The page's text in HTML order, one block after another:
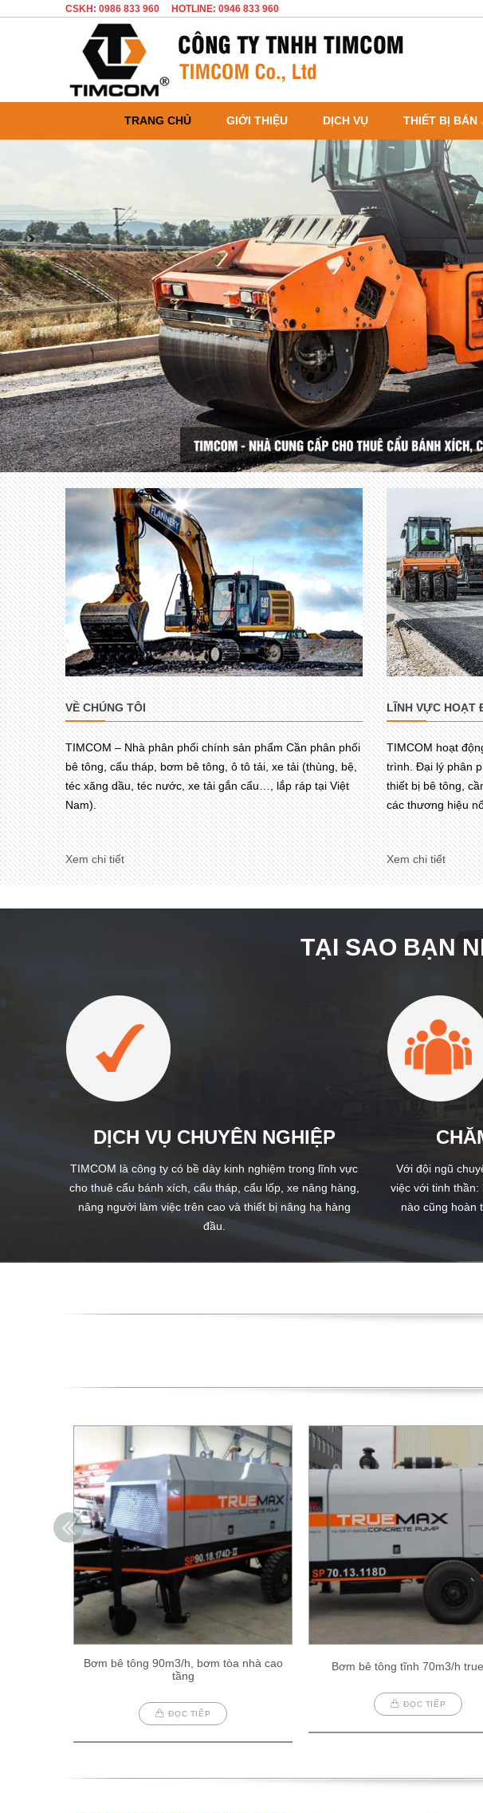
CSKH: 0986 833 960 HOTLINE: 0946 833 960
TRANG CHỦ GIỚI THIỆU DỊCH VỤ THIẾT BỊ BÁN
VỀ CHÚNG TÔI
TIMCOM – Nhà phân phối chính sản phẩm Cần phân phối
bê tông, cẩu tháp, bơm bê tông, ô tô tải, xe tải (thùng, bệ,
téc xăng dầu, téc nước, xe tải gắn cẩu…, lắp ráp tại Việt
Nam).
Xem chi tiết
LĨNH VỰC HOẠT
TIMCOM hoạt
trình. Đại lý phân
thiết bị bê tông,
các thương hiệu
Xem chi tiết
TẠI SAO BẠN
DỊCH VỤ CHUYÊN NGHIỆP
TIMCOM là công ty có bề dày kinh nghiệm trong lĩnh vực
cho thuê cẩu bánh xích, cẩu tháp, cẩu lốp, xe nâng hàng,
nâng người làm việc trên cao và thiết bị nâng hạ hàng
đầu.
Với đội ngũ
việc với tinh
nào cũng hoàn
Bơm bê tông 90m3/h, bơm tòa nhà cao
tầng
ĐỌC TIẾP
Bơm bê tông tĩnh 70m3/h
ĐỌC TIẾP